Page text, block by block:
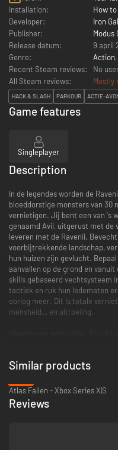
Installation:
How
Developer:
Iron
Publisher:
Modus
Release datum:
9 april
Genre:
Action,
Recent Steam reviews:
No
All Steam reviews:
Mostly
HACK & SLASH PARKOUR ACTIE-
Game features
Singleplayer
Description
In de legendes worden de
bloeddorstige monsters van 30
vernietigen. Jij bent een van 's
genaamd Avil, uitgerust met de
leveren met de Ravenii.
voorbijtrekkende landschap,
hun huizen zijn gevlucht.
aanvallen op de grond en
skills gebaseerd vechtsysteem
tactiek en ruk hun ledematen
oorlog meer. Dit is totale
mensheid… en uitroeiing.
verhalende campagne, redt
doelen, verdien upgrades die je
Op skills gebaseerde strijd.
om de gigantische beesten de
Similar products
Atlas Fallen - Xbox Series X|S
Reviews